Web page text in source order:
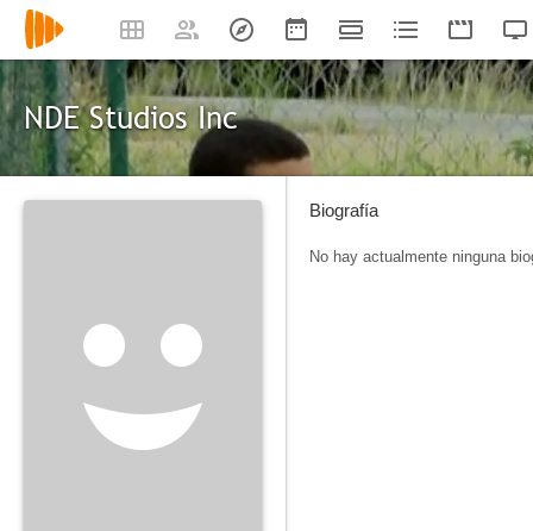
NDE Studios Inc
Biografía
No hay actualmente ninguna